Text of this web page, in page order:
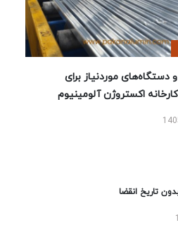
موردنیاز برای
اکستروژن آلومینیوم
تاریخ انقضا